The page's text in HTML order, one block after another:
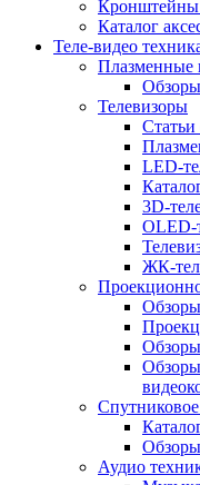
Кронштейны
Каталог
Теле-видео
Плазменные
Телевизоры
Статьи
LED-
3D-
OLED-
ЖК-
Аудио